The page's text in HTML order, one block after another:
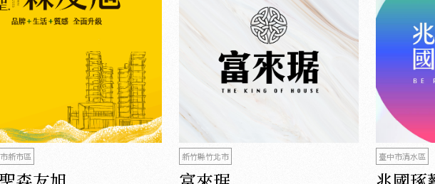
新市區 新竹縣竹北市 臺中市清水區